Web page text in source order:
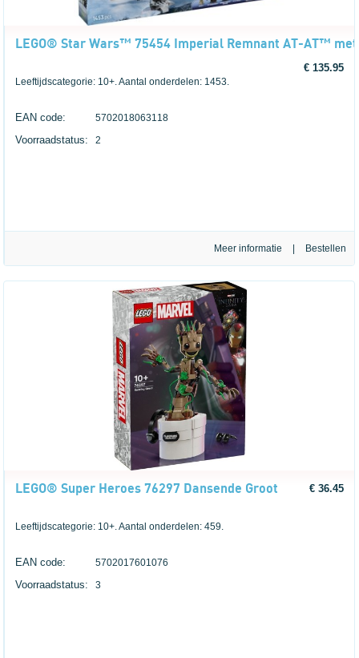
LEGO® Star Wars™ 75454 Imperial Remnant AT-AT™
€ 135.95
Leeftijdscategorie: 10+. Aantal onderdelen: 1453.
EAN code: 5702018063118
Voorraadstatus: 2
Meer informatie
LEGO® Super Heroes 76297 Dansende Groot € 36.45
Leeftijdscategorie: 10+. Aantal onderdelen: 459.
EAN code: 5702017601076
Voorraadstatus: 3